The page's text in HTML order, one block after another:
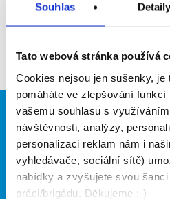
Souhlas Detaily
Tato webová stránka používá
Cookies nejsou jen sušenky,
pomáháte ve zlepšování
vašemu souhlasu s
návštěvnosti, analýzy,
personalizaci reklam nám i
vyhledávače, sociální sítě)
nabídky a zvyšujete svou
práci/brigádu. Děkujeme :-)
Brigádníci
Články
Hledané brigády